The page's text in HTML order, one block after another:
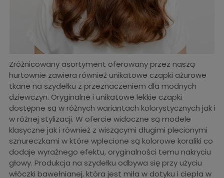
Zróżnicowany asortyment oferowany przez naszą
hurtownie zawiera również unikatowe czapki ażurowe
tkane na szydełku z przeznaczeniem dla modnych
dziewczyn. Oryginalne i unikatowe lekkie czapki
dostępne są w różnych wariantach kolorystycznych jak i
w różnej stylizacji. W ofercie widoczne są modele
klasyczne jak i również z wiszącymi długimi plecionymi
sznureczkami w które wplecione są kolorowe koraliki co
dodaje wyraźnego efektu, oryginalności temu nakryciu
głowy. Produkcja na szydełku odbywa się przy użyciu
włóczki bawełnianej, która jest miła w dotyku i ciepła w